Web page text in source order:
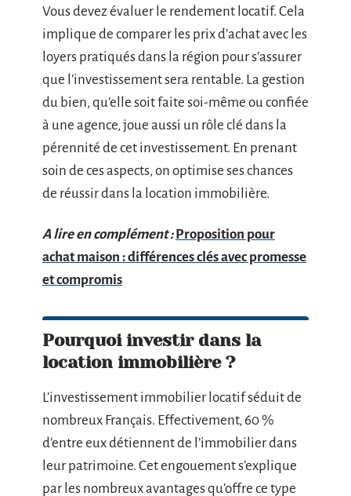
Vous devez évaluer le rendement locatif. Cela
implique de comparer les prix d’achat avec les
loyers pratiqués dans la région pour s’assurer
que l’investissement sera rentable. La gestion
du bien, qu’elle soit faite soi-même ou confiée
à une agence, joue aussi un rôle clé dans la
pérennité de cet investissement. En prenant
soin de ces aspects, on optimise ses chances
de réussir dans la location immobilière.
A lire en complément : Proposition pour
achat maison : différences clés avec promesse
et compromis
Pourquoi investir dans la
location immobilière ?
L’investissement immobilier locatif séduit de
nombreux Français. Effectivement, 60 %
d’entre eux détiennent de l’immobilier dans
leur patrimoine. Cet engouement s’explique
par les nombreux avantages qu’offre ce type